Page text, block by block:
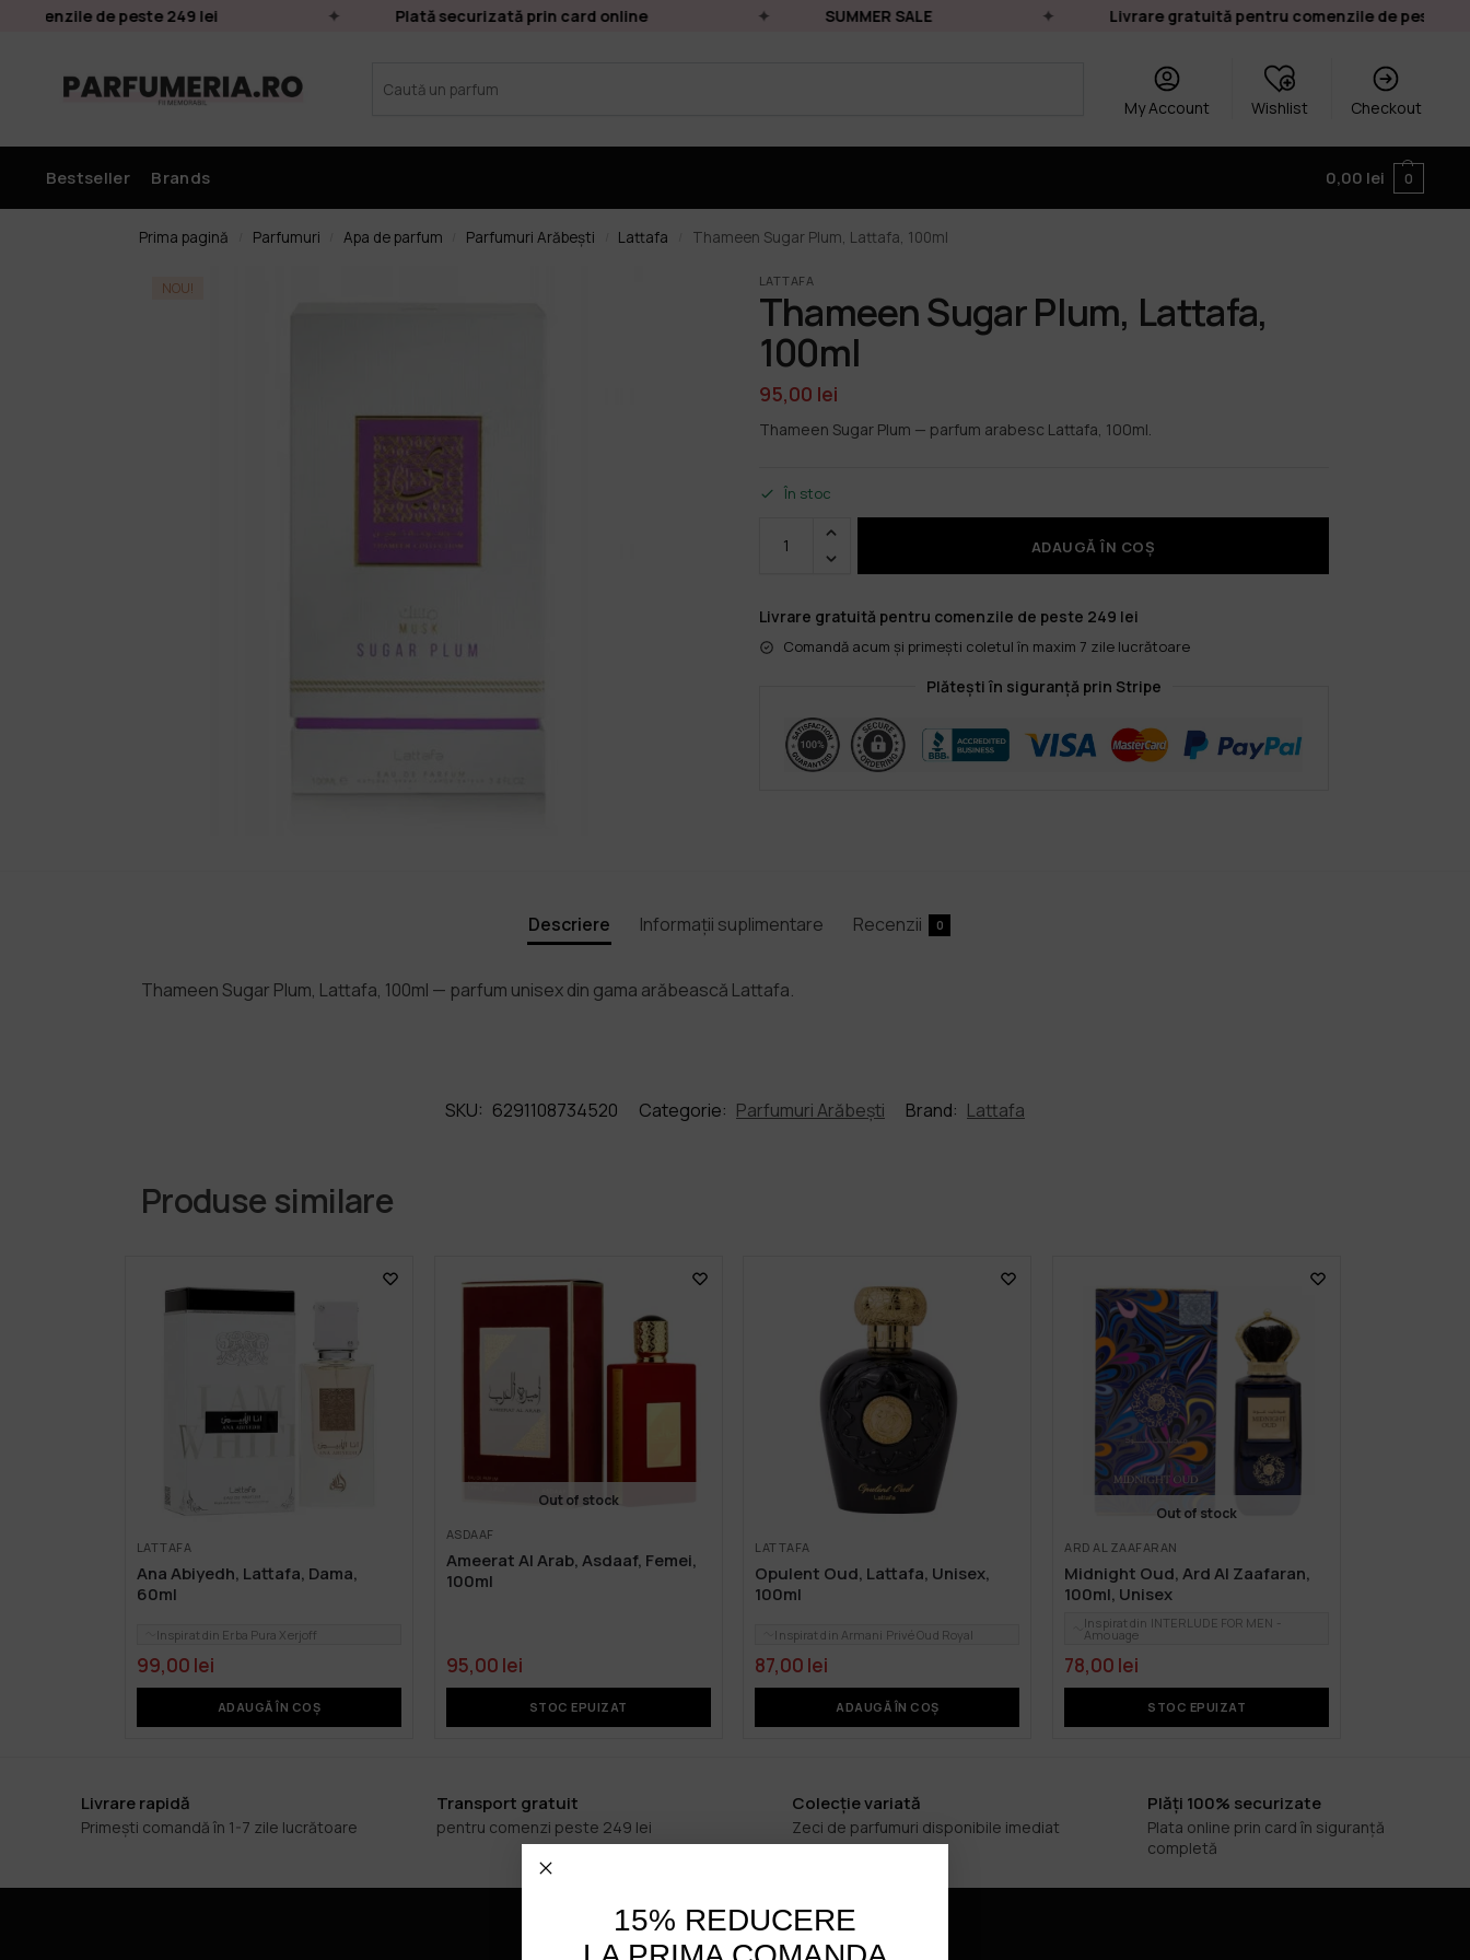
de peste 249 lei Plată securizată prin card online SUMMER SALE Livrare gratuită pentru comenzile de peste 249
My Account Wishlist Checkout
Bestseller Brands 0,00 lei 0
Prima pagină Parfumuri Apa de parfum Parfumuri Arăbești Lattafa Thameen Sugar Plum, Lattafa, 100ml
NOU! LATTAFA
Thameen Sugar Plum, Lattafa,
100ml
95,00 lei
Thameen Sugar Plum — parfum arabesc Lattafa, 100ml.
În stoc
ADAUGĂ ÎN COȘ
Livrare gratuită pentru comenzile de peste 249 lei
Comandă acum și primești coletul în maxim 7 zile lucrătoare
Plătești în siguranță prin Stripe
Descriere Informații suplimentare Recenzii 0
Thameen Sugar Plum, Lattafa, 100ml — parfum unisex din gama arăbească Lattafa.
SKU: 6291108734520 Categorie: Parfumuri Arăbești Brand: Lattafa
Produse similare
LATTAFA
Ana Abiyedh, Lattafa, Dama,
60ml
Inspirat din Erba Pura Xerjoff
99,00 lei
ADAUGĂ ÎN COȘ
Out of stock
ASDAAF
Ameerat Al Arab, Asdaaf, Femei,
100ml
95,00 lei
STOC EPUIZAT
LATTAFA
Opulent Oud, Lattafa, Unisex,
100ml
Inspirat din Armani Privé Oud Royal
87,00 lei
ADAUGĂ ÎN COȘ
Out of stock
ARD AL ZAAFARAN
Midnight Oud, Ard Al Zaafaran,
100ml, Unisex
Inspirat din INTERLUDE FOR MEN -
Amouage
78,00 lei
STOC EPUIZAT
Livrare rapidă
Primești comandă în 1-7 zile lucrătoare
Transport gratuit
pentru comenzi peste 249 lei
Colecție variată
Zeci de parfumuri disponibile imediat
Plăți 100% securizate
Plata online prin card în siguranță
completă
15% REDUCERE